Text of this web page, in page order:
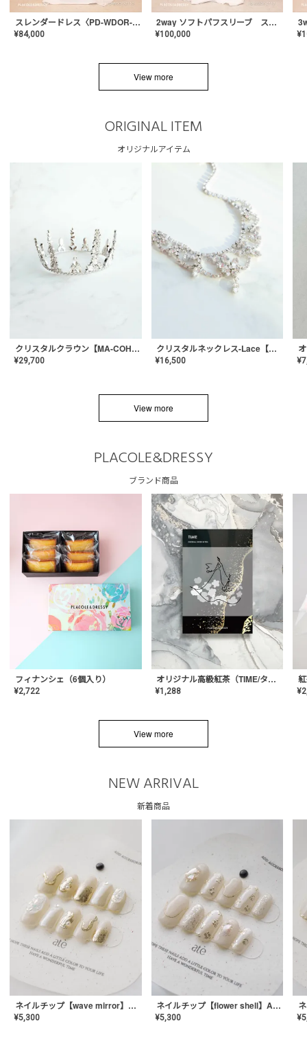
スレンダードレス〈PD-WDOR-2110〉
¥84,000
2way ソフトパフスリーブ スレンダードレス〈PD-WDOR-2112〉
¥100,000 ¥
View more
ORIGINAL ITEM
オリジナルアイテム
クリスタルクラウン【MA-COHD-01】韓国風クラウン/ウェディングクラウン/ティアラ
¥29,700
クリスタルネックレス-Lace【MA-CONL-02】
¥16,500 ¥
View more
PLACOLE&DRESSY
ブランド商品
フィナンシェ（6個入り）
¥2,722
オリジナル高級紅茶（TIME/タイム）【ギフト/プチギフト/プレゼント/内祝い/結婚式/オリジナル配合/高品質/ハーブティー/茶葉/記念日/お返し/手土産/美容/おしゃれ】
¥1,288 ¥
View more
NEW ARRIVAL
新着商品
ネイルチップ【wave mirror】AE-CONA-04
¥5,300
ネイルチップ【flower shell】AE-CONA-03
¥5,300 ¥